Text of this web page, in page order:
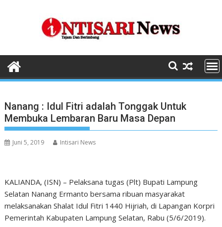
Nanang : Idul Fitri adalah Tonggak Untuk
Membuka Lembaran Baru Masa Depan
Juni 5, 2019 Intisari News
KALIANDA, (ISN) – Pelaksana tugas (Plt) Bupati Lampung
Selatan Nanang Ermanto bersama ribuan masyarakat
melaksanakan Shalat Idul Fitri 1440 Hijriah, di Lapangan Korpri
Pemerintah Kabupaten Lampung Selatan, Rabu (5/6/2019).